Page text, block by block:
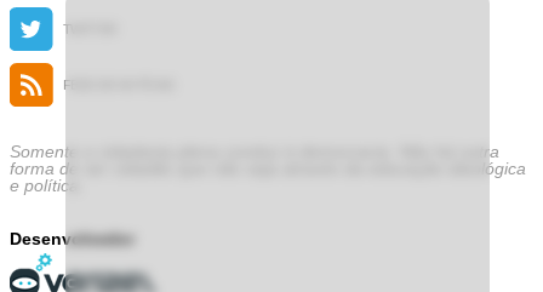
TWITTER
FEED DE NOTÍCIAS
Somente a cidadania plena conduz à democracia. Não há outra
forma de ser cidadão que não seja através da educação ideológica
e política.
Desenvolvedor